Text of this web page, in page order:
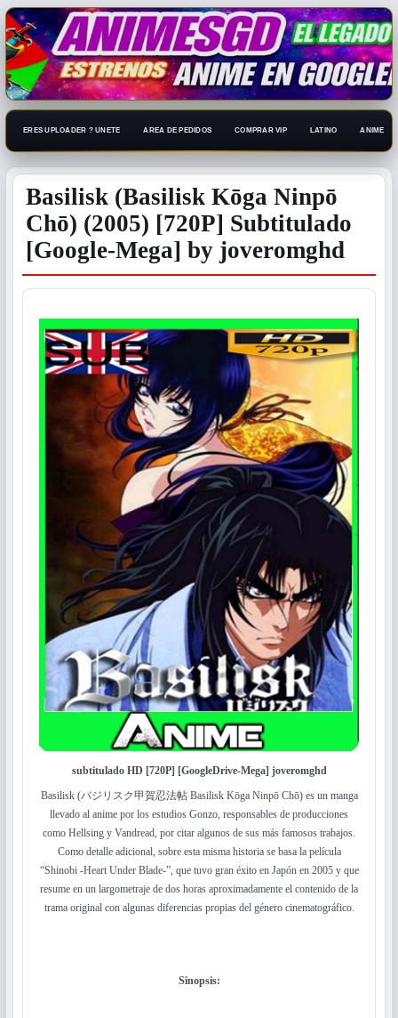
ERES UPLOADER ? UNETE AREA DE PEDIDOS COMPRAR VIP LATINO ANIME
Basilisk (Basilisk Kōga Ninpō
Chō) (2005) [720P] Subtitulado
[Google-Mega] by joveromghd
subtitulado HD [720P] [GoogleDrive-Mega] joveromghd
Basilisk (バジリスク甲賀忍法帖 Basilisk Kōga Ninpō Chō) es un manga
llevado al anime por los estudios Gonzo, responsables de producciones
como Hellsing y Vandread, por citar algunos de sus más famosos trabajos.
Como detalle adicional, sobre esta misma historia se basa la película
“Shinobi -Heart Under Blade-”, que tuvo gran éxito en Japón en 2005 y que
resume en un largometraje de dos horas aproximadamente el contenido de la
trama original con algunas diferencias propias del género cinematográfico.
Sinopsis: